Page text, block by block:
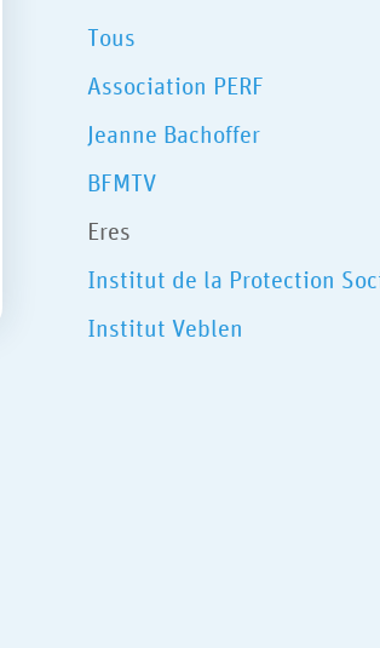
Tous
Association PERF
Jeanne Bachoffer
BFMTV
Eres
Institut de la Protection
Institut Veblen